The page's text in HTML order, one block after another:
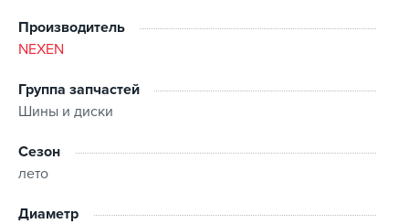
Производитель
NEXEN
Группа запчастей
Шины и диски
Сезон
лето
Диаметр